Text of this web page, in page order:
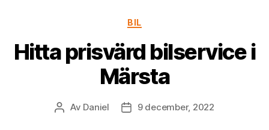
Kategorier
BIL
Hitta prisvärd bilservice i
Märsta
Inläggsförfattare
Av Daniel Inläggsdatum
9 december, 2022